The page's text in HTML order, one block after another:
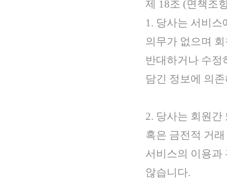
제 18조 (면책조
1. 당사는 서비
의무가 없으며
반대하거나 수정
담긴 정보에 의
2. 당사는 회원
혹은 금전적 거
서비스의 이용과
않습니다.